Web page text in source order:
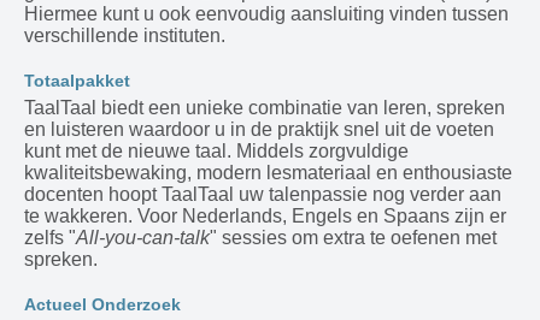
Hiermee kunt u ook eenvoudig aansluiting vinden tussen
verschillende instituten.
Totaalpakket
TaalTaal biedt een unieke combinatie van leren, spreken
en luisteren waardoor u in de praktijk snel uit de voeten
kunt met de nieuwe taal. Middels zorgvuldige
kwaliteitsbewaking, modern lesmateriaal en enthousiaste
docenten hoopt TaalTaal uw talenpassie nog verder aan
te wakkeren. Voor Nederlands, Engels en Spaans zijn er
zelfs "All-you-can-talk" sessies om extra te oefenen met
spreken.
Actueel Onderzoek